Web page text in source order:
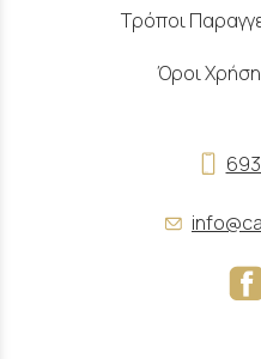
Τρόποι
Όροι